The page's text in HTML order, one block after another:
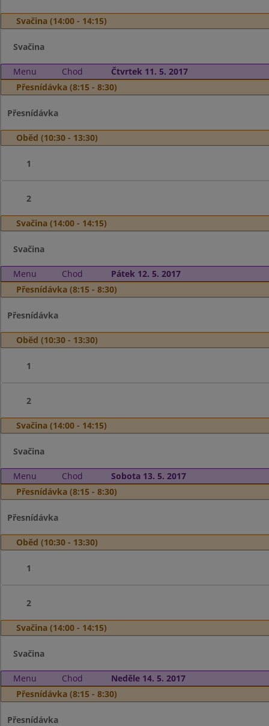
Svačina (14:00 - 14:15)
Svačina
Menu Chod
Čtvrtek 11. 5. 2017
Přesnídávka (8:15 - 8:30)
Přesnídávka
Oběd (10:30 - 13:30)
1
2
Svačina (14:00 - 14:15)
Svačina
Menu Chod
Pátek 12. 5. 2017
Přesnídávka (8:15 - 8:30)
Přesnídávka
Oběd (10:30 - 13:30)
1
2
Svačina (14:00 - 14:15)
Svačina
Menu Chod
Sobota 13. 5. 2017
Přesnídávka (8:15 - 8:30)
Přesnídávka
Oběd (10:30 - 13:30)
1
2
Svačina (14:00 - 14:15)
Svačina
Menu Chod
Neděle 14. 5. 2017
Přesnídávka (8:15 - 8:30)
Přesnídávka